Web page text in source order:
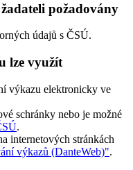
požadovány
údajů s ČSÚ.
lze využít
výkazu elektronicky ve
schránky nebo je možné
.
internetových stránkách
výkazů (DanteWeb)".